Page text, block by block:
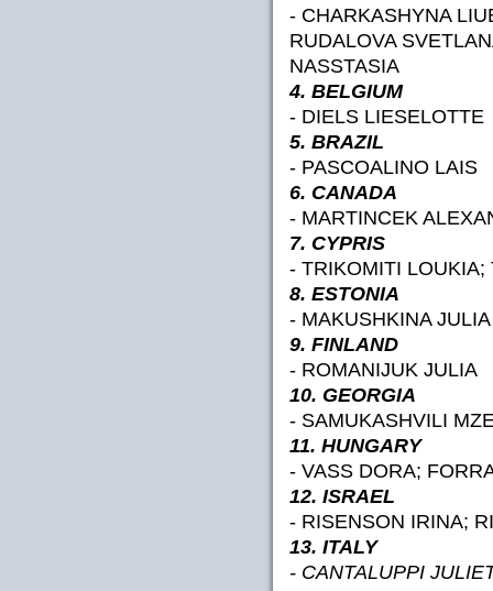
- CHARKASHYNA
RUDALOVA
NASSTASIA
4. BELGIUM
- DIELS LIESELOTTE
5. BRAZIL
- PASCOALINO LAIS
6. CANADA
- MARTINCEK
7. CYPRIS
- TRIKOMITI
8. ESTONIA
- MAKUSHKINA JULIA
9. FINLAND
- ROMANIJUK JULIA
10. GEORGIA
- SAMUKASHVILI
11. HUNGARY
- VASS DORA;
12. ISRAEL
- RISENSON IRINA;
13. ITALY
- CANTALUPPI